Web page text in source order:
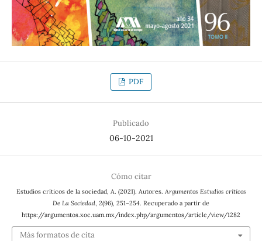
PDF
Publicado
06-10-2021
Cómo citar
Estudios críticos de la sociedad, A. (2021). Autores. Argumentos Estudios críticos
De La Sociedad, 2(96), 251–254. Recuperado a partir de
https://argumentos.xoc.uam.mx/index.php/argumentos/article/view/1282
Más formatos de cita